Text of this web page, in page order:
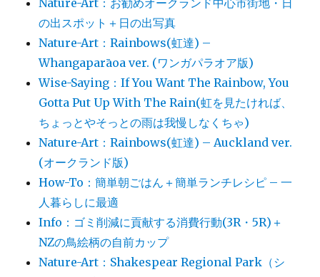
の出スポット＋日の出写真
Nature-Art：Rainbows(虹達) –
Whangaparāoa ver. (ワンガパラオア版)
Wise-Saying：If You Want The Rainbow, You
Gotta Put Up With The Rain(虹を見たければ、
ちょっとやそっとの雨は我慢しなくちゃ)
Nature-Art：Rainbows(虹達) – Auckland ver.
(オークランド版)
How-To：簡単朝ごはん＋簡単ランチレシピ – 一
人暮らしに最適
Info：ゴミ削減に貢献する消費行動(3R・5R)＋
NZの鳥絵柄の自前カップ
Nature-Art：Shakespear Regional Park（シ